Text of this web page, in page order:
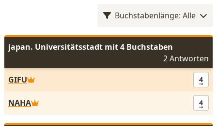
Buchstabenlänge: Alle
japan. Universitätsstadt mit 4 Buchstaben
2 Antworten
GIFU
4
NAHA 4